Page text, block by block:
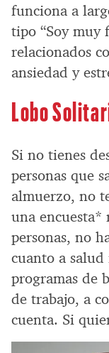
funciona a
tipo “Soy muy
relacionados
ansiedad y
Lobo
Si no tienes
personas que
almuerzo, no
una encuesta*
personas, no
cuanto a
programas de
de trabajo, a
cuenta. Si